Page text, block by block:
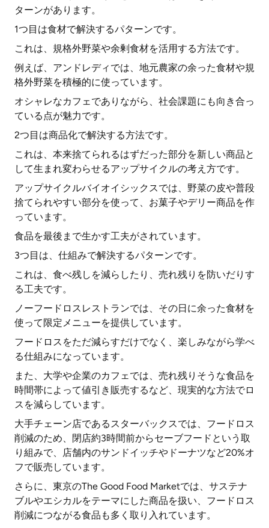
ターンがあります。
1つ目は食材で解決するパターンです。
これは、規格外野菜や余剰食材を活用する方法です。
例えば、アンドレディでは、地元農家の余った食材や規
格外野菜を積極的に使っています。
オシャレなカフェでありながら、社会課題にも向き合っ
ている点が魅力です。
2つ目は商品化で解決する方法です。
これは、本来捨てられるはずだった部分を新しい商品と
して生まれ変わらせるアップサイクルの考え方です。
アップサイクルバイオイシックスでは、野菜の皮や普段
捨てられやすい部分を使って、お菓子やデリー商品を作
っています。
食品を最後まで生かす工夫がされています。
3つ目は、仕組みで解決するパターンです。
これは、食べ残しを減らしたり、売れ残りを防いだりす
る工夫です。
ノーフードロスレストランでは、その日に余った食材を
使って限定メニューを提供しています。
フードロスをただ減らすだけでなく、楽しみながら学べ
る仕組みになっています。
また、大学や企業のカフェでは、売れ残りそうな食品を
時間帯によって値引き販売するなど、現実的な方法でロ
スを減らしています。
大手チェーン店であるスターバックスでは、フードロス
削減のため、閉店約3時間前からセーブフードという取
り組みで、店舗内のサンドイッチやドーナツなど20%オ
フで販売しています。
さらに、東京のThe Good Food Marketでは、サステナ
ブルやエシカルをテーマにした商品を扱い、フードロス
削減につながる食品も多く取り入れています。